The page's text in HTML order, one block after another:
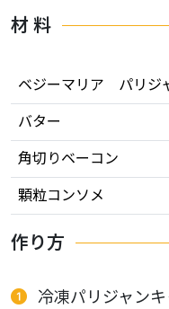
材 料
ベジーマリア パリジ
バター
角切りベーコン
顆粒コンソメ
作り方
冷凍パリジャン